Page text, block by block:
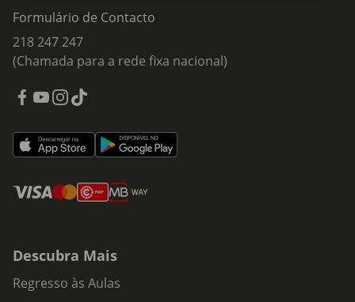
Formulário de Contacto
218 247 247
(Chamada para a rede fixa nacional)
Descubra Mais
Regresso às Aulas